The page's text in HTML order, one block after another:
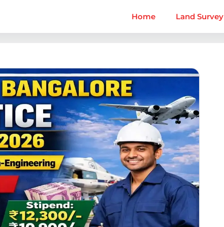
Home Land Survey